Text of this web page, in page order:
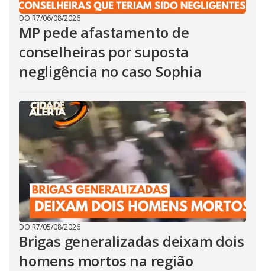
DO R7/06/08/2026
MP pede afastamento de
conselheiras por suposta
negligência no caso Sophia
DO R7/05/08/2026
Brigas generalizadas deixam dois
homens mortos na região